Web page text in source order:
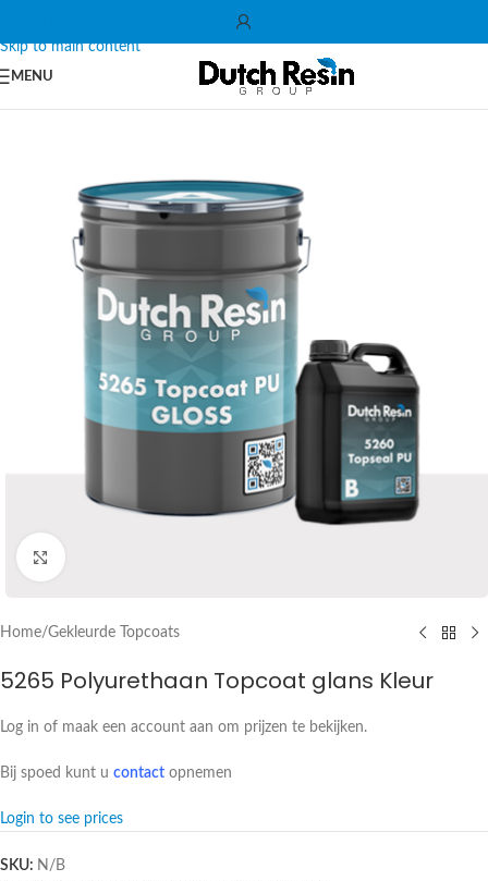
Skip to main content
MENU
Home/Gekleurde Topcoats
5265 Polyurethaan Topcoat glans Kleur
Log in of maak een account aan om prijzen te bekijken.
Bij spoed kunt u contact opnemen
Login to see prices
SKU: N/B